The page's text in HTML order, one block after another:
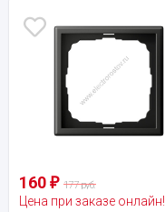
160 ₽ 177 руб.
Цена при заказе онлайн!